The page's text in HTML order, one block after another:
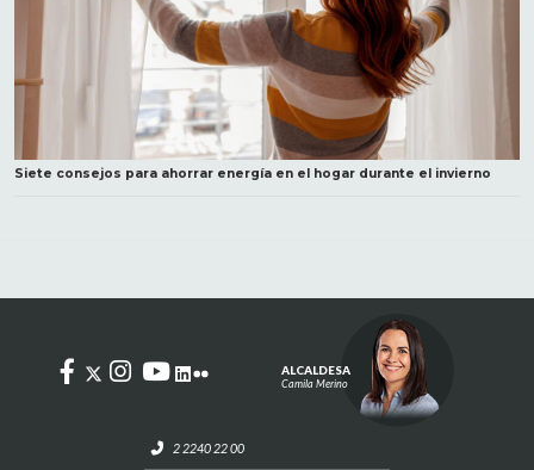
Siete consejos para ahorrar energía en el hogar durante el invierno
2 2240 22 00
ALCALDESA
Camila Merino